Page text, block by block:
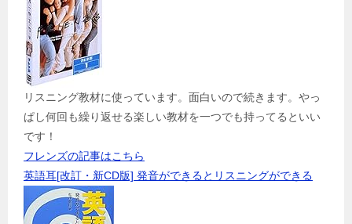
リスニング教材に使っています。面白いので続きます。やっ
ぱし何回も繰り返せる楽しい教材を一つでも持ってるといい
です！
フレンズの記事はこちら
英語耳[改訂・新CD版] 発音ができるとリスニングができる